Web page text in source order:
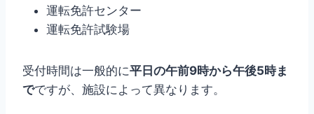
運転免許センター
運転免許試験場
受付時間は一般的に平日の午前9時から午後5時ま
でですが、施設によって異なります。